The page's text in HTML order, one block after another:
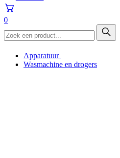
0
Apparatuur
Wasmachine en drogers